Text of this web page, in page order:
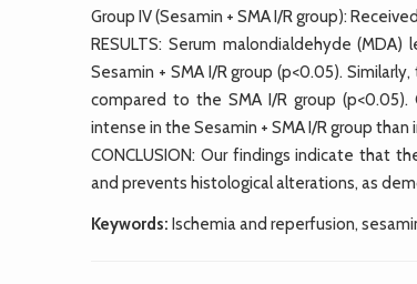
Group IV (Sesamin + SMA I/R group):
RESULTS: Serum malondialdehyde
Sesamin + SMA I/R group (p<0.05).
compared to the SMA I/R group
intense in the Sesamin + SMA I/R group than
CONCLUSION: Our findings indicate that
and prevents histological alterations, as
Keywords: Ischemia and reperfusion,